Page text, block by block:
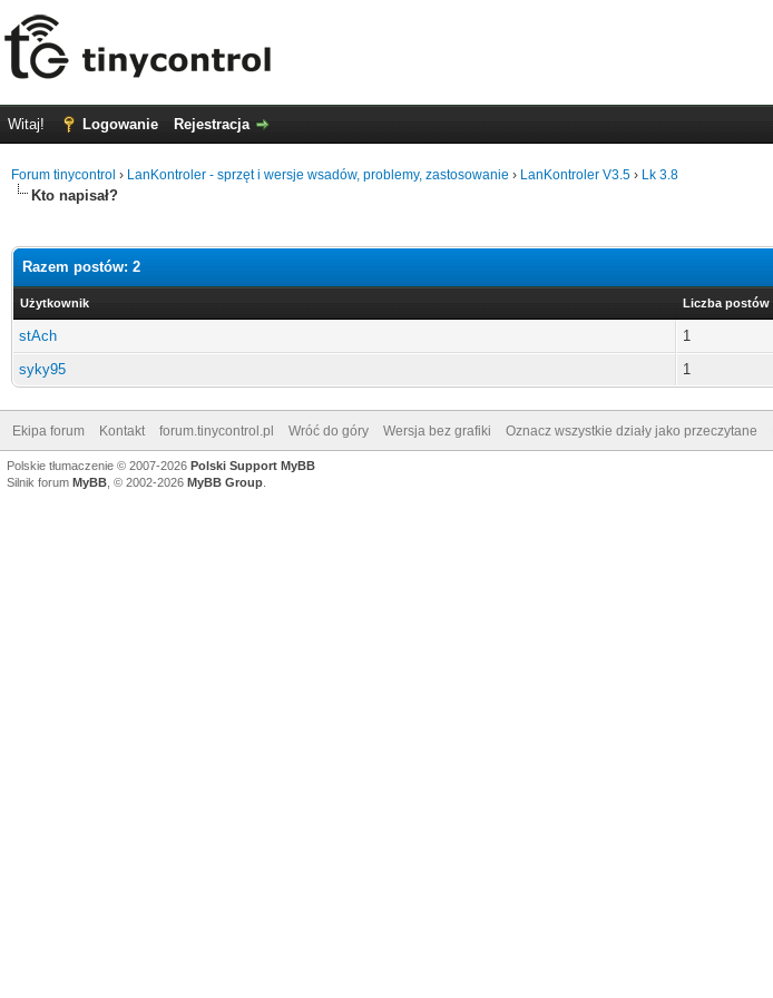
Witaj! Logowanie Rejestracja
Forum tinycontrol › LanKontroler - sprzęt i wersje wsadów, problemy, zastosowanie › LanKontroler V3.5 › Lk 3.8
Kto napisał?
Razem postów: 2
Użytkownik Liczba postów
stAch
1
syky95
1
Ekipa forum Kontakt forum.tinycontrol.pl Wróć do góry Wersja bez grafiki Oznacz wszystkie działy jako przeczytane
Polskie tłumaczenie © 2007-2026 Polski Support MyBB
Silnik forum MyBB , © 2002-2026 MyBB Group